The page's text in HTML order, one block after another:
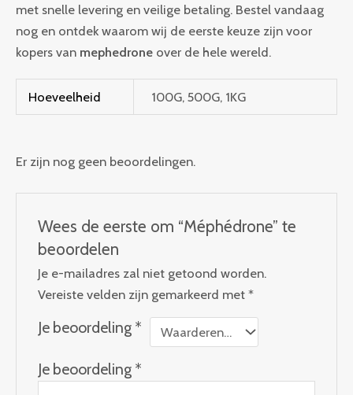
met snelle levering en veilige betaling. Bestel vandaag
nog en ontdek waarom wij de eerste keuze zijn voor
kopers van mephedrone over de hele wereld.
Hoeveelheid 100G, 500G, 1KG
Er zijn nog geen beoordelingen.
Wees de eerste om “Méphédrone” te
beoordelen
Je e-mailadres zal niet getoond worden.
Vereiste velden zijn gemarkeerd met*
Je beoordeling *
Je beoordeling *